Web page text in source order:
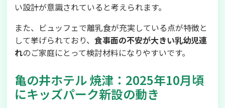
い設計が意識されていると考えられます。
また、ビュッフェで離乳食が充実している点が特徴と
して挙げられており、 食事面の不安が大きい乳幼児連
れのご家庭にとって検討材料になりやすいです。
亀の井ホテル 焼津：2025年10月頃
にキッズパーク新設の動き